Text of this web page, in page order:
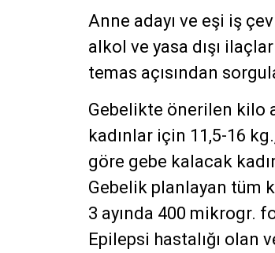
Anne adayı ve eşi iş
alkol ve yasa dışı
temas açısından
Gebelikte önerilen kilo
kadınlar için 11,5-16
göre gebe kalacak
Gebelik planlayan tüm
3 ayında 400 mikrogr.
Epilepsi hastalığı olan